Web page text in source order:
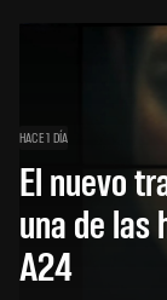
HACE 1 DÍA
El nuevo
una de las
A24